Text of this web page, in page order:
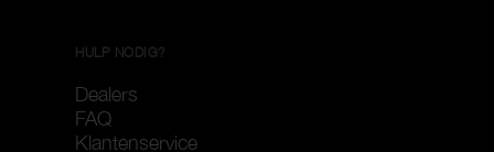
HULP NODIG?
Dealers
FAQ
Klantenservice